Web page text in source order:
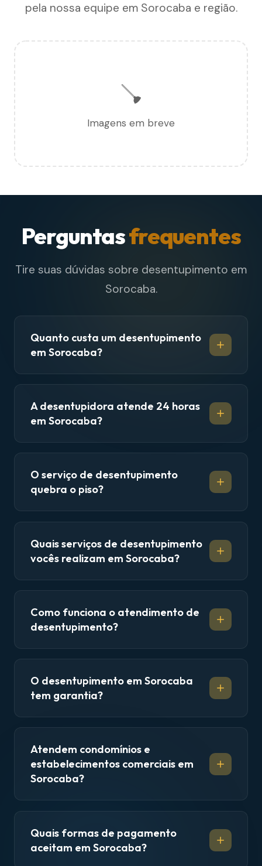
pela nossa equipe em Sorocaba e região.
🪠
Imagens em breve
Perguntasfrequentes
Tire suas dúvidas sobre desentupimento em
Sorocaba.
Quanto custa um desentupimento
em Sorocaba?
A desentupidora atende 24 horas
em Sorocaba?
O serviço de desentupimento
quebra o piso?
Quais serviços de desentupimento
vocês realizam em Sorocaba?
Como funciona o atendimento de
desentupimento?
O desentupimento em Sorocaba
tem garantia?
Atendem condomínios e
estabelecimentos comerciais em
Sorocaba?
Quais formas de pagamento
aceitam em Sorocaba?